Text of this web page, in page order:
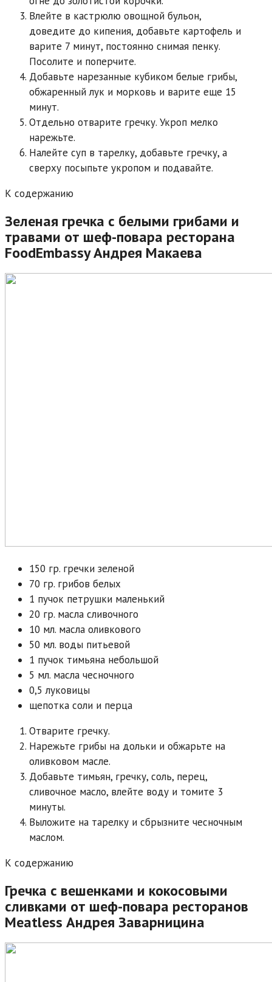
Влейте в кастрюлю овощной бульон,
доведите до кипения, добавьте картофель и
варите 7 минут, постоянно снимая пенку.
Посолите и поперчите.
Добавьте нарезанные кубиком белые грибы,
обжаренный лук и морковь и варите еще 15
минут.
Отдельно отварите гречку. Укроп мелко
нарежьте.
Налейте суп в тарелку, добавьте гречку, а
сверху посыпьте укропом и подавайте.
К содержанию
Зеленая гречка с белыми грибами и
травами от шеф-повара ресторана
FoodEmbassy Андрея Макаева
150 гр. гречки зеленой
70 гр. грибов белых
1 пучок петрушки маленький
20 гр. масла сливочного
10 мл. масла оливкового
50 мл. воды питьевой
1 пучок тимьяна небольшой
5 мл. масла чесночного
0,5 луковицы
щепотка соли и перца
Отварите гречку.
Нарежьте грибы на дольки и обжарьте на
оливковом масле.
Добавьте тимьян, гречку, соль, перец,
сливочное масло, влейте воду и томите 3
минуты.
Выложите на тарелку и сбрызните чесночным
маслом.
К содержанию
Гречка с вешенками и кокосовыми
сливками от шеф-повара ресторанов
Meatless Андрея Заварницина